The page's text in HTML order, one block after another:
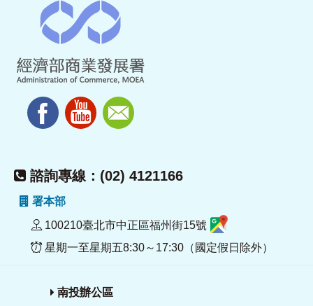
諮詢專線：(02) 4121166
署本部
100210臺北市中正區福州街15號
星期一至星期五8:30～17:30（國定假日除外）
南投辦公區